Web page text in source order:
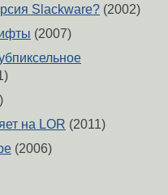
Slackware? (2002)
(2007)
на LOR (2011)
(2006)